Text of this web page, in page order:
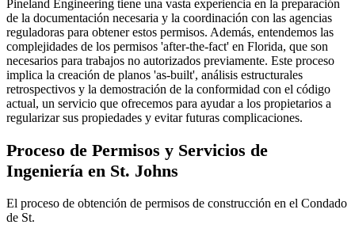
Pineland Engineering tiene una vasta experiencia en la preparación
de la documentación necesaria y la coordinación con las agencias
reguladoras para obtener estos permisos. Además, entendemos las
complejidades de los permisos 'after-the-fact' en Florida, que son
necesarios para trabajos no autorizados previamente. Este proceso
implica la creación de planos 'as-built', análisis estructurales
retrospectivos y la demostración de la conformidad con el código
actual, un servicio que ofrecemos para ayudar a los propietarios a
regularizar sus propiedades y evitar futuras complicaciones.
Proceso de Permisos y Servicios de
Ingeniería en St. Johns
El proceso de obtención de permisos de construcción en el Condado
de St.